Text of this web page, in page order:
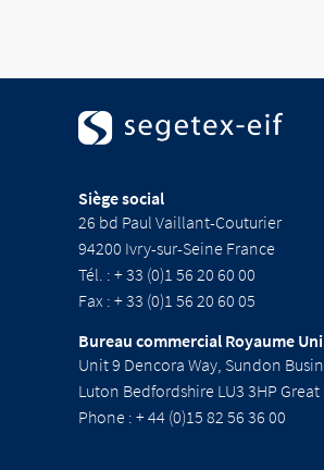
Siège social
26 bd Paul Vaillant-Couturier
94200 Ivry-sur-Seine France
Tél. : + 33 (0)1 56 20 60 00
Fax : + 33 (0)1 56 20 60 05
Bureau commercial Royaume Uni
Unit 9 Dencora Way, Sundon
Luton Bedfordshire LU3 3HP
Phone : + 44 (0)15 82 56 36 00